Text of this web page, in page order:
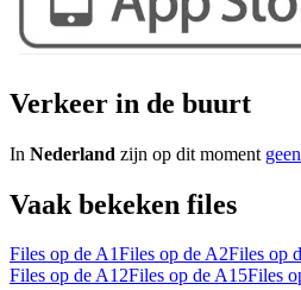
Verkeer in de buurt
In Nederland zijn op dit moment
Vaak bekeken files
Files op de A1Files op de A2Files op
Files op de A12Files op de A15Files